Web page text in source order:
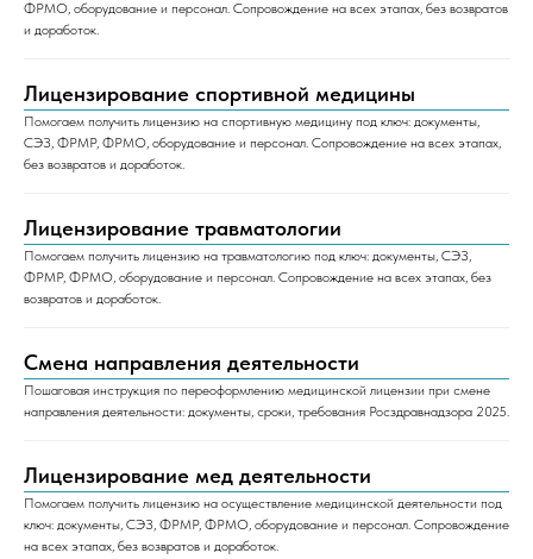
ФРМО, оборудование и персонал. Сопровождение на всех этапах, без возвратов
и доработок.
Лицензирование спортивной медицины
Помогаем получить лицензию на спортивную медицину под ключ: документы,
СЭЗ, ФРМР, ФРМО, оборудование и персонал. Сопровождение на всех этапах,
без возвратов и доработок.
Лицензирование травматологии
Помогаем получить лицензию на травматологию под ключ: документы, СЭЗ,
ФРМР, ФРМО, оборудование и персонал. Сопровождение на всех этапах, без
возвратов и доработок.
Смена направления деятельности
Пошаговая инструкция по переоформлению медицинской лицензии при смене
направления деятельности: документы, сроки, требования Росздравнадзора 2025.
Лицензирование мед деятельности
Помогаем получить лицензию на осуществление медицинской деятельности под
ключ: документы, СЭЗ, ФРМР, ФРМО, оборудование и персонал. Сопровождение
на всех этапах, без возвратов и доработок.